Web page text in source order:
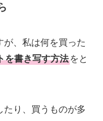
が、私は何を買った
を書き写す方法をと
たり、買うものが多